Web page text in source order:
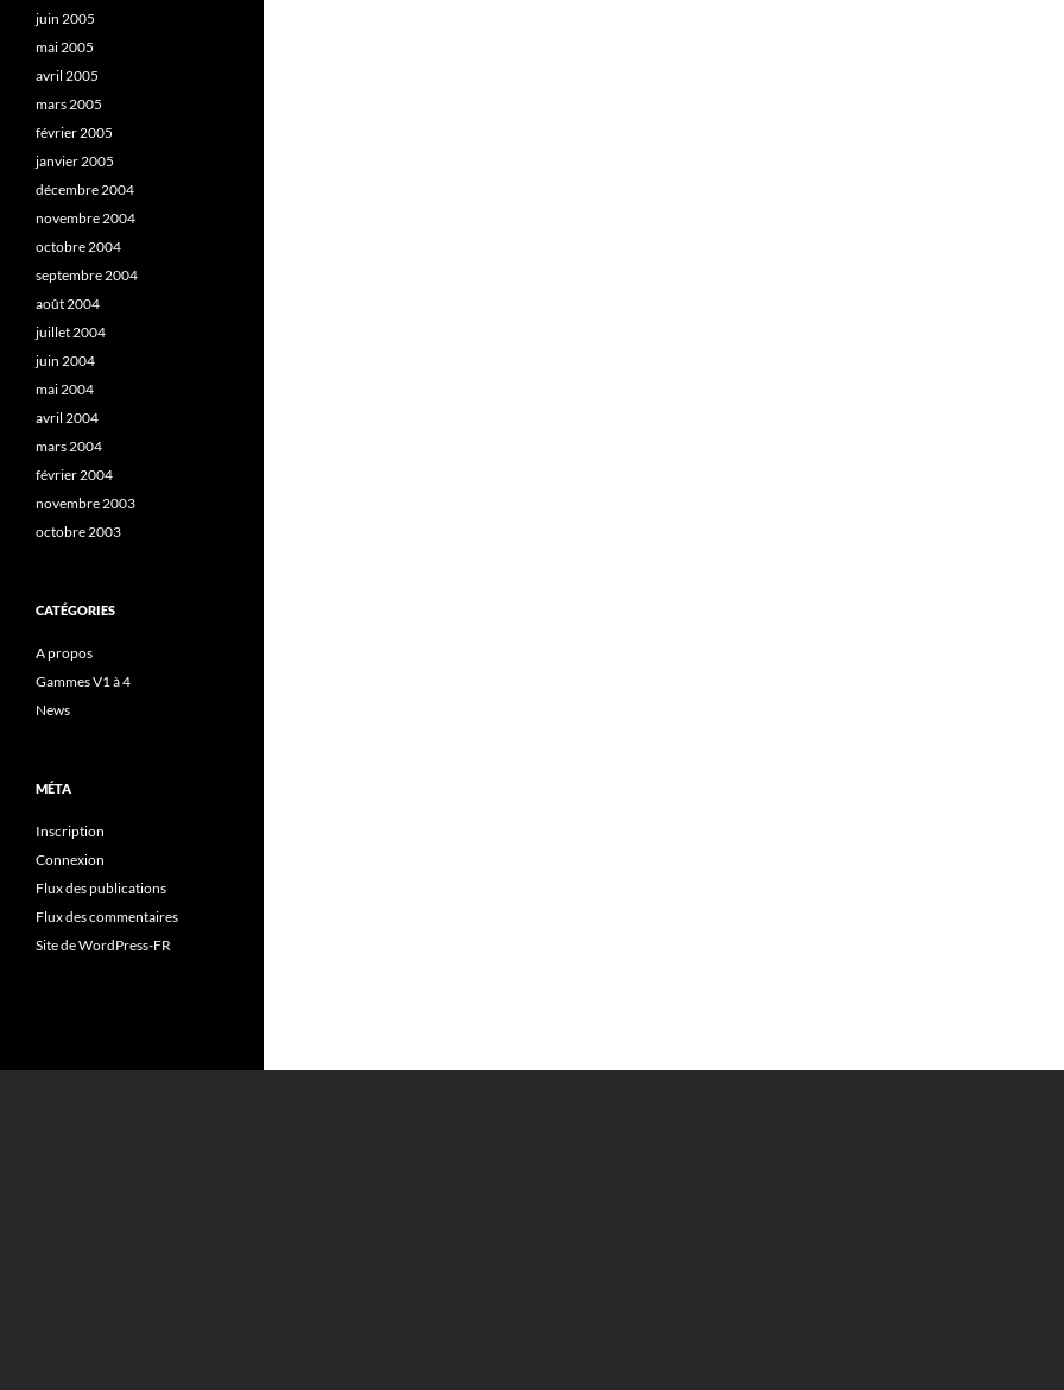
juin 2005
mai 2005
avril 2005
mars 2005
février 2005
janvier 2005
décembre 2004
novembre 2004
octobre 2004
septembre 2004
août 2004
juillet 2004
juin 2004
mai 2004
avril 2004
mars 2004
février 2004
novembre 2003
octobre 2003
CATÉGORIES
A propos
Gammes V1 à 4
News
MÉTA
Inscription
Connexion
Flux des publications
Flux des commentaires
Site de WordPress-FR